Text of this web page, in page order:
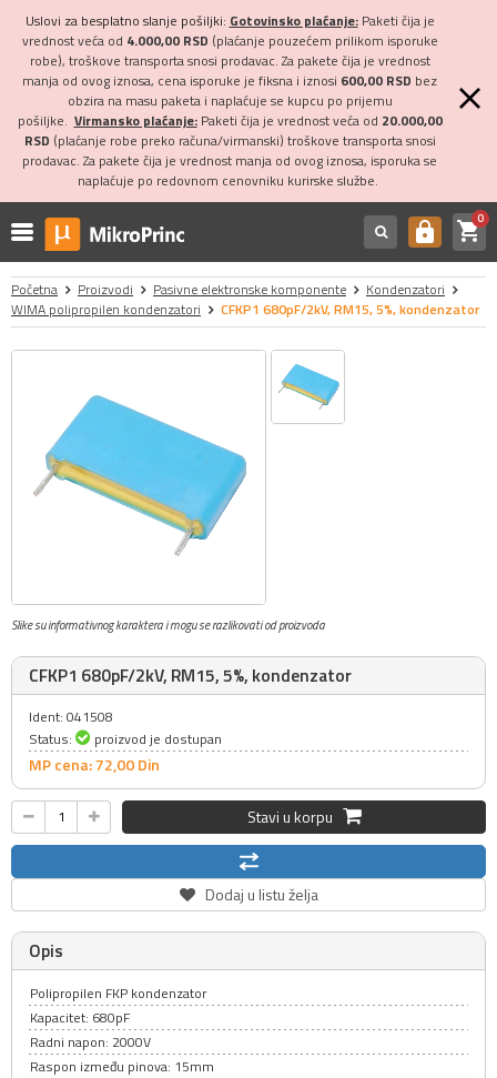
Uslovi za besplatno slanje pošiljki: Gotovinsko plaćanje:Paketi čija je
vrednost veća od 4.000,00 RSD (plaćanje pouzećem prilikom isporuke
robe), troškove transporta snosi prodavac. Za pakete čija je vrednost
manja od ovog iznosa, cena isporuke je fiksna i iznosi 600,00 RSD bez
obzira na masu paketa i naplaćuje se kupcu po prijemu
pošiljke. Virmansko plaćanje:Paketi čija je vrednost veća od 20.000,00
RSD (plaćanje robe preko računa/virmanski) troškove transporta snosi
prodavac. Za pakete čija je vrednost manja od ovog iznosa, isporuka se
naplaćuje po redovnom cenovniku kurirske službe.
https shopping_cart0
Početna Proizvodi Pasivne elektronske komponente
Kondenzatori
WIMA polipropilen kondenzatori
CFKP1 680pF/2kV, RM15, 5%, kondenzator
Slike su informativnog karaktera i mogu se razlikovati od proizvoda
CFKP1 680pF/2kV, RM15, 5%, kondenzator
Ident: 041508
Status:
proizvod je dostupan
MP cena: 72,00Din
Stavi u korpu
Dodaj u listu želja
Opis
Polipropilen FKP kondenzator
Kapacitet: 680pF
Radni napon: 2000V
Raspon između pinova: 15mm